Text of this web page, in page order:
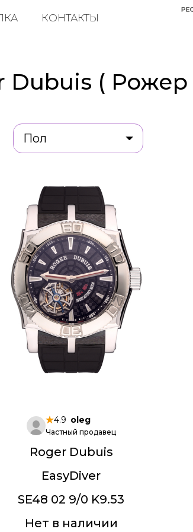
КОНТАКТЫ
Dubuis (
Пол
4.9 oleg
Частный продавец
Roger Dubuis
EasyDiver
SE48 02 9/0 K9.53
Нет в наличии